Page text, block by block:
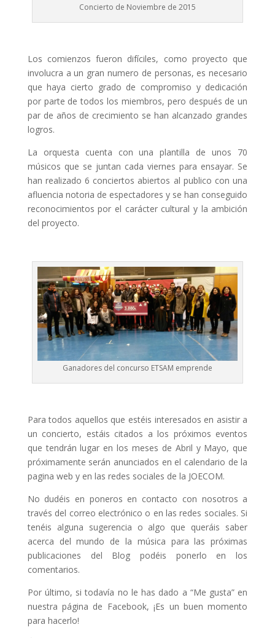
Concierto de Noviembre de 2015
Los comienzos fueron difíciles, como proyecto que
involucra a un gran numero de personas, es necesario
que haya cierto grado de compromiso y dedicación
por parte de todos los miembros, pero después de un
par de años de crecimiento se han alcanzado grandes
logros.
La orquesta cuenta con una plantilla de unos 70
músicos que se juntan cada viernes para ensayar. Se
han realizado 6 conciertos abiertos al publico con una
afluencia notoria de espectadores y se han conseguido
reconocimientos por el carácter cultural y la ambición
del proyecto.
Ganadores del concurso ETSAM emprende
Para todos aquellos que estéis interesados en asistir a
un concierto, estáis citados a los próximos eventos
que tendrán lugar en los meses de Abril y Mayo, que
próximamente serán anunciados en el calendario de la
pagina web y en las redes sociales de la JOECOM.
No dudéis en poneros en contacto con nosotros a
través del correo electrónico o en las redes sociales. Si
tenéis alguna sugerencia o algo que queráis saber
acerca del mundo de la música para las próximas
publicaciones del Blog podéis ponerlo en los
comentarios.
Por último, si todavía no le has dado a “Me gusta” en
nuestra página de Facebook, ¡Es un buen momento
para hacerlo!